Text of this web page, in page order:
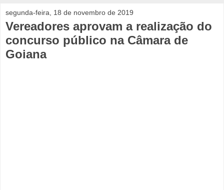
segunda-feira, 18 de novembro de 2019
Vereadores aprovam a realização do
concurso público na Câmara de
Goiana